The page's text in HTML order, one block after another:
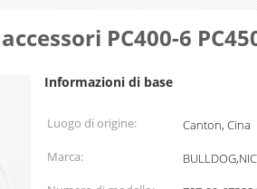
PC400-6
Informazioni di base
Luogo di origine:
Canton, Cina
Marca: